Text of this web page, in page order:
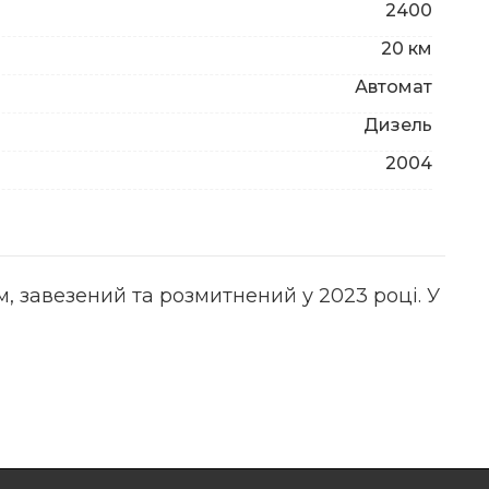
2400
20 км
Автомат
Дизель
2004
завезений та розмитнений у 2023 році. У